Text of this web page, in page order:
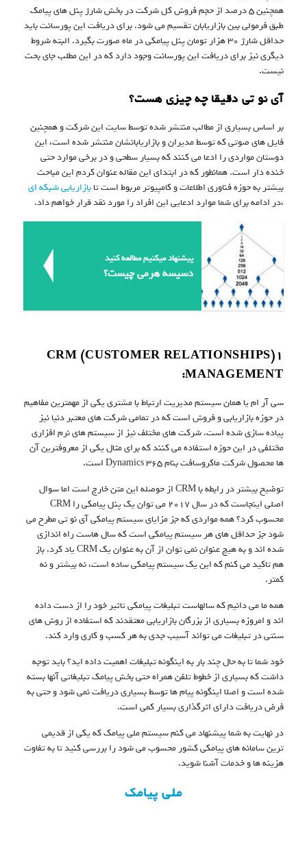
همچنین ۵ درصد از حجم فروش کل شرکت در بخش شارژ پنل های پیامک
طبق فرمولی بین بازاریابان تقسیم می شود. برای دریافت این پورسانت باید
حداقل شارژ ۳۰ هزار تومان پنل پیامکی در ماه صورت بگیرد. البته شروط
دیگری نیز برای دریافت این پورسانت وجود دارد که در این مطلب جای بحث
نیست.
آی نو تی دقیقا چه چیزی هست؟
بر اساس بسیاری از مطالب منتشر شده توسط سایت این شرکت و همچنین
فایل های صوتی که توسط مدیران و بازاریابانشان منتشر شده است، این
دوستان مواردی را ادعا می کنند که بسیار سطحی و در برخی موارد حتی
خنده دار است. همانطور که در ابتدای این مقاله عنوان کردم این مباحث
بیشتر به حوزه فناوری اطلاعات و کامپیوتر مربوط است تابازاریابی شبکه ای
،در ادامه برای شما موارد ادعایی این افراد را مورد نقد قرار خواهم داد.
پیشنهاد میکنیم مطالعه کنید
دسیسه هرمی چیست؟
۱(CRM (CUSTOMER RELATIONSHIPS
MANAGEMENT:
سی آر ام یا همان سیستم مدیریت ارتباط با مشتری یکی از مهمترین مفاهیم
در حوزه بازاریابی و فروش است که در تمامی شرکت های معتبر دنیا نیز
پیاده سازی شده است. شرکت های مختلف نیز از سیستم های نرم افزاری
مختلفی در این حوزه استفاده می کنند که برای مثال یکی از معروفترین آن
ها محصول شرکت ماکروسافت بنام Dynamics 365 است.
توضیح بیشتر در رابطه با CRM از حوصله این متن خارج است اما سوال
اصلی اینجاست که در سال ۲۰۱۷ می توان یک پنل پیامکی را CRM
محسوب کرد؟ همه مواردی که جز مزایای سیستم پیامکی آی نو تی مطرح می
شود جز حداقل های هر سیستم پیامکی است که سال هاست راه اندازی
شده اند و به هیچ عنوان نمی توان از آن به عنوان یک CRM یاد کرد. باز
هم تاکید می کنم که این یک سیستم پیامکی ساده است، نه بیشتر و نه
کمتر.
همه ما می دانیم که سالهاست تبلیغات پیامکی تاثیر خود را از دست داده
اند و امروزه بسیاری از بزرگان بازاریابی معتقدند که استفاده از روش های
سنتی در تبلیغات می تواند آسیب جدی به هر کسب و کاری وارد کند.
خود شما تا به حال چند بار به اینگونه تبلیغات اهمیت داده اید؟ باید توجه
داشت که بسیاری از خطوط تلفن همراه حتی بخش پیامک تبلیغاتی آنها بسته
شده است و اصلا اینگونه پیام ها توسط بسیاری دریافت نمی شود و حتی به
فرض دریافت دارای اثرگذاری بسیار کمی است.
در نهایت به شما پیشنهاد می کنم سیستم ملی پیامک که یکی از قدیمی
ترین سامانه های پیامکی کشور محسوب می شود را بررسی کنید تا به تفاوت
هزینه ها و خدمات آشنا شوید.
ملی پیامک